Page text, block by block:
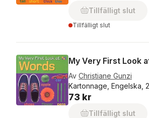
Tillfälligt slut
Tillfälligt slut
My Very First Look
Av Christiane Gunzi
Kartonnage, Engelska,
73 kr
Tillfälligt slut